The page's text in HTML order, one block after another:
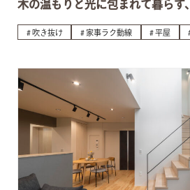
木の温もりと光に包まれて暮らす
吹き抜け 家事ラク動線 平屋